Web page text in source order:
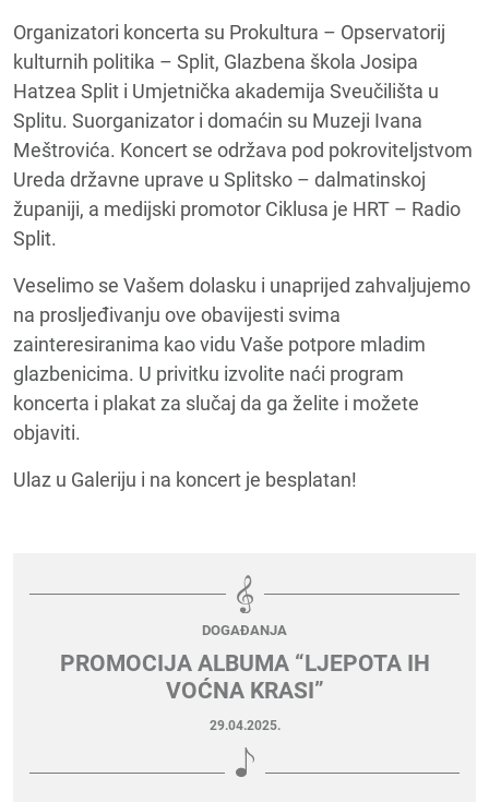
Organizatori koncerta su Prokultura – Opservatorij
kulturnih politika – Split, Glazbena škola Josipa
Hatzea Split i Umjetnička akademija Sveučilišta u
Splitu. Suorganizator i domaćin su Muzeji Ivana
Meštrovića. Koncert se održava pod pokroviteljstvom
Ureda državne uprave u Splitsko – dalmatinskoj
županiji, a medijski promotor Ciklusa je HRT – Radio
Split.
Veselimo se Vašem dolasku i unaprijed zahvaljujemo
na prosljeđivanju ove obavijesti svima
zainteresiranima kao vidu Vaše potpore mladim
glazbenicima. U privitku izvolite naći program
koncerta i plakat za slučaj da ga želite i možete
objaviti.
Ulaz u Galeriju i na koncert je besplatan!
DOGAĐANJA
PROMOCIJA ALBUMA “LJEPOTA IH
VOĆNA KRASI”
29.04.2025.